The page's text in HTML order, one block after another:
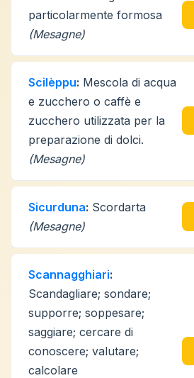
particolarmente formosa
(Mesagne)
Scilèppu: Mescola di acqua
e zucchero o caffè e
zucchero utilizzata per la
preparazione di dolci.
(Mesagne)
Sicurduna: Scordarta
(Mesagne)
Scannagghiari:
Scandagliare; sondare;
supporre; soppesare;
saggiare; cercare di
conoscere; valutare;
calcolare